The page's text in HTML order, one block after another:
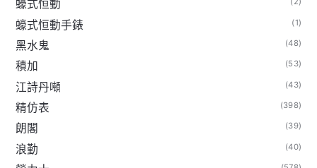
蠔式恒動
蠔式恒動手錶 (1)
黑水鬼 (48)
積加 (53)
江詩丹噸 (43)
精仿表 (398)
朗閣 (39)
浪勤 (40)